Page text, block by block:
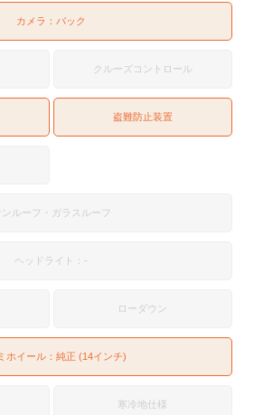
カメラ： バック
クルーズコントロール
盗難防止装置
ンルーフ・ガラスルーフ
ヘッドライト：-
ローダウン
ホイール：純正 (14インチ)
寒冷地仕様